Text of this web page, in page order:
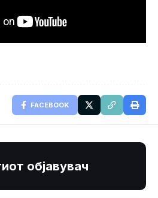
FACEBOOK
објавувач